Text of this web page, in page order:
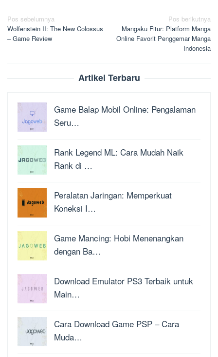
Navigasi
pos
Pos sebelumnya
Wolfenstein II: The New Colossus
– Game Review
Pos berikutnya
Mangaku Fitur: Platform Manga
Online Favorit Penggemar Manga
Indonesia
Artikel Terbaru
Game Balap Mobil Online: Pengalaman
Seru…
Rank Legend ML: Cara Mudah Naik
Rank di …
Peralatan Jaringan: Memperkuat
Koneksi I…
Game Mancing: Hobi Menenangkan
dengan Ba…
Download Emulator PS3 Terbaik untuk
Main…
Cara Download Game PSP – Cara
Muda…